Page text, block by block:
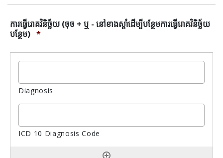
ការធ្វើរោគវិនិច្ឆ័យ (ចុច + ឬ - នៅខាងស្តាំដើម្បីបន្ថែមការធ្វើរោគវិនិច្ឆ័យ
បន្ថែម) *